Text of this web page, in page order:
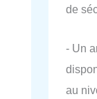
de
- Un
au